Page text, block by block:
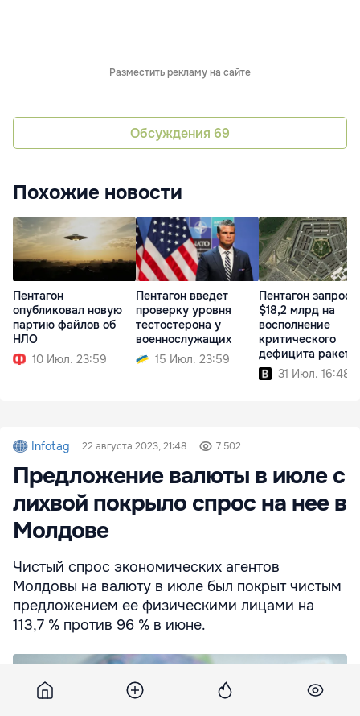
Разместить рекламу на сайте
Обсуждения 69
Похожие новости
Пентагон
опубликовал новую
партию файлов об
НЛО
10 Июл. 23:59
Пентагон введет
проверку уровня
тестостерона у
военнослужащих
15 Июл. 23:59
Пентагон
$18,2 млрд на
восполнение
критического
дефицита ракет
31 Июл. 16:48
Infotag 22 августа 2023, 21:48 7 502
Предложение валюты в июле с
лихвой покрыло спрос на нее в
Молдове
Чистый спрос экономических агентов
Молдовы на валюту в июле был покрыт чистым
предложением ее физическими лицами на
113,7 % против 96 % в июне.